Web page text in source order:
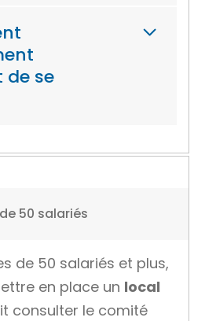
se
50 salariés
de 50 salariés et plus,
en place un local
consulter le comité